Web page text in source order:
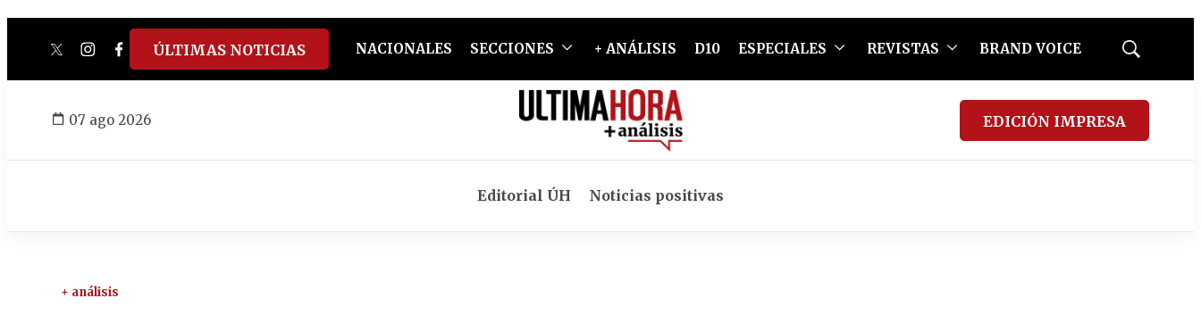
twitterinstagram
facebook
tiktokyoutube
spotify
ÚLTIMAS NOTICIAS NACIONALES SECCIONES + ANÁLISIS D10 ESPECIALES REVISTAS BRAND VOICE
Mostrar
07 ago 2026 EDICIÓN IMPRESA
Editorial ÚH Noticias positivas
+ análisis